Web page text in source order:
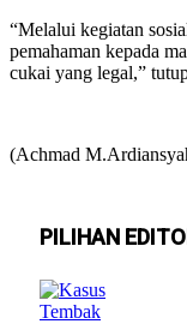
“Melalui kegiatan
pemahaman kepada
cukai yang legal,”
(Achmad
PILIHAN